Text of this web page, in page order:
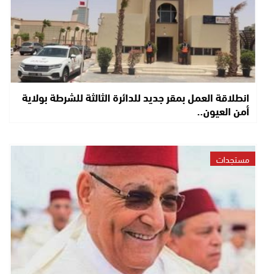
انطلاقة العمل بمقر جديد للدائرة الثالثة للشرطة بولاية
أمن العيون..
مستجدات